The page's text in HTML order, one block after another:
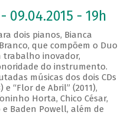
09.04.2015 - 19h
dois pianos, Bianca
que compõem o Duo
trabalho inovador,
do instrumento.
músicas dos dois CDs
e “Flor de Abril” (2011),
Horta, Chico César,
Baden Powell, além de